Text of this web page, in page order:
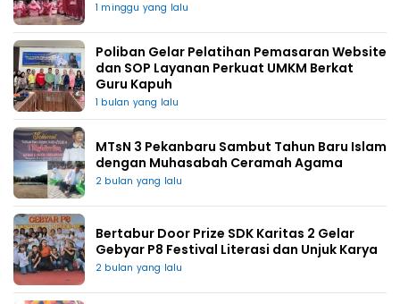
1 minggu yang lalu
Poliban Gelar Pelatihan Pemasaran Website
dan SOP Layanan Perkuat UMKM Berkat
Guru Kapuh
1 bulan yang lalu
MTsN 3 Pekanbaru Sambut Tahun Baru Islam
dengan Muhasabah Ceramah Agama
2 bulan yang lalu
Bertabur Door Prize SDK Karitas 2 Gelar
Gebyar P8 Festival Literasi dan Unjuk Karya
2 bulan yang lalu